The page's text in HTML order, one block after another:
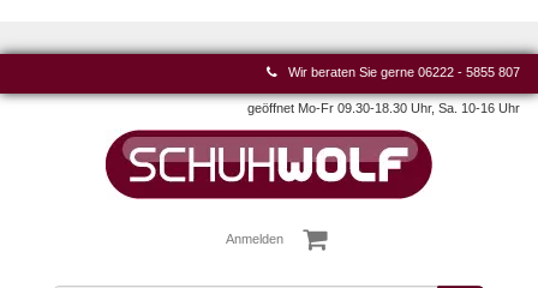
Wir beraten Sie gerne 06222 - 5855 807
geöffnet Mo-Fr 09.30-18.30 Uhr, Sa. 10-16 Uhr
Anmelden